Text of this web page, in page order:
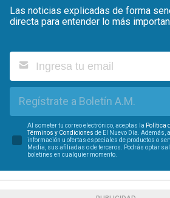
Las noticias explicadas de forma
directa para entender lo más
Regístrate a Boletín A.M.
Al someter tu correo electrónico, aceptas la Política
Términos y Condiciones de El Nuevo Día. Además,
información u ofertas especiales de productos o
Media, sus afiliadas o de terceros. Podrás optar
boletines en cualquier momento.